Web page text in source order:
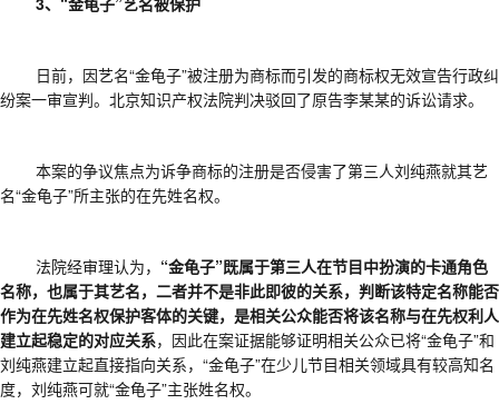
日前，因艺名“金龟子”被注册为商标而引发的商标权无效宣告行政纠
纷案一审宣判。北京知识产权法院判决驳回了原告李某某的诉讼请求。
本案的争议焦点为诉争商标的注册是否侵害了第三人刘纯燕就其艺
名“金龟子”所主张的在先姓名权。
法院经审理认为， “金龟子”既属于第三人在节目中扮演的卡通角色
名称，也属于其艺名，二者并不是非此即彼的关系，判断该特定名称能否
作为在先姓名权保护客体的关键，是相关公众能否将该名称与在先权利人
建立起稳定的对应关系，因此在案证据能够证明相关公众已将“金龟子”和
刘纯燕建立起直接指向关系，“金龟子”在少儿节目相关领域具有较高知名
度，刘纯燕可就“金龟子”主张姓名权。